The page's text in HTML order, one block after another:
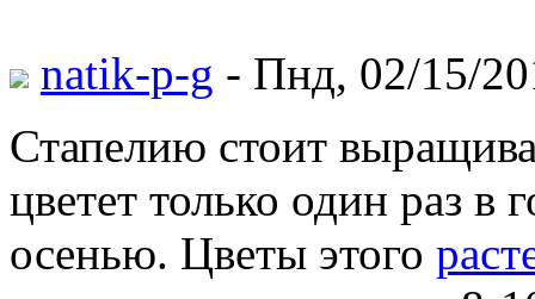
natik-p-g - Пнд, 02/15/
Стапелию стоит
цветет только один раз
осенью. Цветы этого